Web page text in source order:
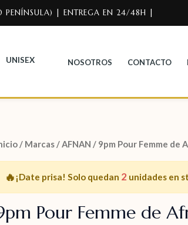
PENÍNSULA) | ENTREGA EN 24/48H |
UNISEX NOSOTROS CONTACTO
/ Marcas/AFNAN / 9pm Pour Femme de
🔥¡Date prisa! Solo quedan 2 unidades en
Pour Femme de